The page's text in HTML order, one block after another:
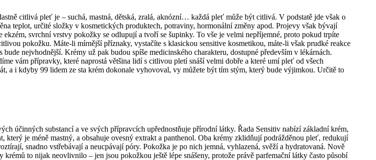
citlivá pleť je – suchá, mastná, dětská, zralá, aknózní… každá pleť může být citlivá. V podstatě jde však o
teplot, určité složky v kosmetických produktech, potraviny, hormonální změny apod. Projevy však bývají
svrchní vrstvy pokožky se odlupují a tvoří se šupinky. To vše je velmi nepříjemné, proto pokud trpíte
pokožku. Máte-li mírnější příznaky, vystačíte s klasickou sensitive kosmetikou, máte-li však prudké reakce
nejvhodnější. Krémy už pak budou spíše medicinského charakteru, dostupné především v lékárnách.
vám přípravky, které naprostá většina lidí s citlivou pletí snáší velmi dobře a které umí pleť od všech
a i kdyby 99 lidem ze sta krém dokonale vyhovoval, vy můžete být tím stým, který bude výjimkou. Určitě to
účinných substancí a ve svých přípravcích upřednostňuje přírodní látky. Řada Sensitiv nabízí základní krém,
je méně mastný, a obsahuje ovesný extrakt a panthenol. Oba krémy zklidňují podrážděnou pleť, redukují
snadno vstřebávají a neucpávají póry. Pokožka je po nich jemná, vyhlazená, svěží a hydratovaná. Nově
to nijak neovlivnilo – jen jsou pokožkou ještě lépe snášeny, protože právě parfemační látky často působí